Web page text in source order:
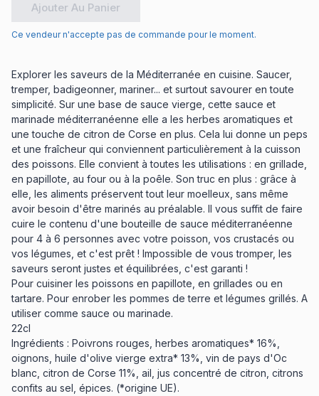
Ajouter Au Panier
Ce vendeur n'accepte pas de commande pour le moment.
Explorer les saveurs de la Méditerranée en cuisine. Saucer,
tremper, badigeonner, mariner... et surtout savourer en toute
simplicité. Sur une base de sauce vierge, cette sauce et
marinade méditerranéenne elle a les herbes aromatiques et
une touche de citron de Corse en plus. Cela lui donne un peps
et une fraîcheur qui conviennent particulièrement à la cuisson
des poissons. Elle convient à toutes les utilisations : en grillade,
en papillote, au four ou à la poêle. Son truc en plus : grâce à
elle, les aliments préservent tout leur moelleux, sans même
avoir besoin d'être marinés au préalable. Il vous suffit de faire
cuire le contenu d'une bouteille de sauce méditerranéenne
pour 4 à 6 personnes avec votre poisson, vos crustacés ou
vos légumes, et c'est prêt ! Impossible de vous tromper, les
saveurs seront justes et équilibrées, c'est garanti !
Pour cuisiner les poissons en papillote, en grillades ou en
tartare. Pour enrober les pommes de terre et légumes grillés. A
utiliser comme sauce ou marinade.
22cl
Ingrédients : Poivrons rouges, herbes aromatiques* 16%,
oignons, huile d'olive vierge extra* 13%, vin de pays d'Oc
blanc, citron de Corse 11%, ail, jus concentré de citron, citrons
confits au sel, épices. (*origine UE).